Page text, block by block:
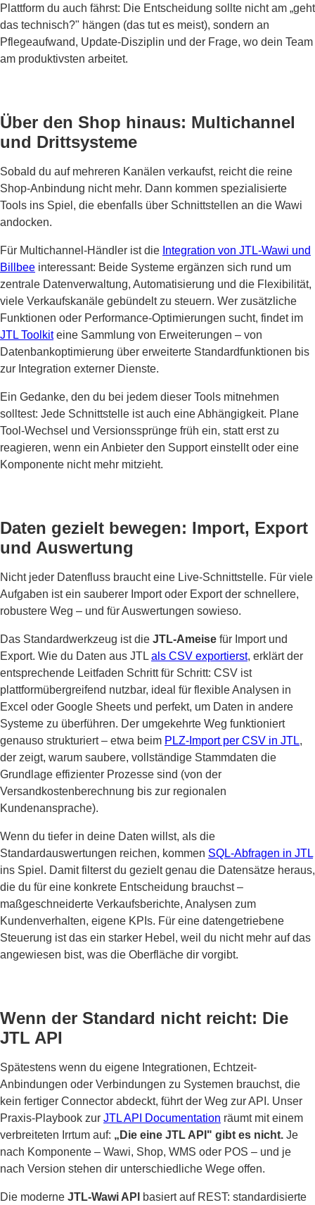
Plattform du auch fährst: Die Entscheidung sollte nicht am „geht
das technisch?" hängen (das tut es meist), sondern an
Pflegeaufwand, Update-Disziplin und der Frage, wo dein Team
am produktivsten arbeitet.
Über den Shop hinaus: Multichannel
und Drittsysteme
Sobald du auf mehreren Kanälen verkaufst, reicht die reine
Shop-Anbindung nicht mehr. Dann kommen spezialisierte
Tools ins Spiel, die ebenfalls über Schnittstellen an die Wawi
andocken.
Für Multichannel-Händler ist die Integration von JTL-Wawi und
Billbee interessant: Beide Systeme ergänzen sich rund um
zentrale Datenverwaltung, Automatisierung und die Flexibilität,
viele Verkaufskanäle gebündelt zu steuern. Wer zusätzliche
Funktionen oder Performance-Optimierungen sucht, findet im
JTL Toolkiteine Sammlung von Erweiterungen – von
Datenbankoptimierung über erweiterte Standardfunktionen bis
zur Integration externer Dienste.
Ein Gedanke, den du bei jedem dieser Tools mitnehmen
solltest: Jede Schnittstelle ist auch eine Abhängigkeit. Plane
Tool-Wechsel und Versionssprünge früh ein, statt erst zu
reagieren, wenn ein Anbieter den Support einstellt oder eine
Komponente nicht mehr mitzieht.
Daten gezielt bewegen: Import, Export
und Auswertung
Nicht jeder Datenfluss braucht eine Live-Schnittstelle. Für viele
Aufgaben ist ein sauberer Import oder Export der schnellere,
robustere Weg – und für Auswertungen sowieso.
Das Standardwerkzeug ist die JTL-Ameise für Import und
Export. Wie du Daten aus JTL als CSV exportierst, erklärt der
entsprechende Leitfaden Schritt für Schritt: CSV ist
plattformübergreifend nutzbar, ideal für flexible Analysen in
Excel oder Google Sheets und perfekt, um Daten in andere
Systeme zu überführen. Der umgekehrte Weg funktioniert
genauso strukturiert – etwa beim PLZ-Import per CSV in JTL,
der zeigt, warum saubere, vollständige Stammdaten die
Grundlage effizienter Prozesse sind (von der
Versandkostenberechnung bis zur regionalen
Kundenansprache).
Wenn du tiefer in deine Daten willst, als die
Standardauswertungen reichen, kommen SQL-Abfragen in JTL
ins Spiel. Damit filterst du gezielt genau die Datensätze heraus,
die du für eine konkrete Entscheidung brauchst –
maßgeschneiderte Verkaufsberichte, Analysen zum
Kundenverhalten, eigene KPIs. Für eine datengetriebene
Steuerung ist das ein starker Hebel, weil du nicht mehr auf das
angewiesen bist, was die Oberfläche dir vorgibt.
Wenn der Standard nicht reicht: Die
JTL API
Spätestens wenn du eigene Integrationen, Echtzeit-
Anbindungen oder Verbindungen zu Systemen brauchst, die
kein fertiger Connector abdeckt, führt der Weg zur API. Unser
Praxis-Playbook zur JTL API Documentation räumt mit einem
verbreiteten Irrtum auf: „Die eine JTL API" gibt es nicht. Je
nach Komponente – Wawi, Shop, WMS oder POS – und je
nach Version stehen dir unterschiedliche Wege offen.
Die moderne JTL-Wawi API
basiert auf REST: standardisierte